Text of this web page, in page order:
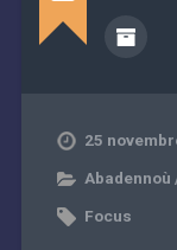
25
Abadennoù
Focus